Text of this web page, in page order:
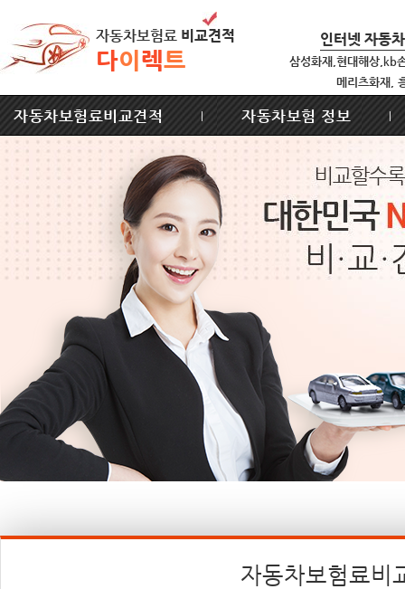
자동차보험료 비교견적
다이 렉트
인터넷 자동
삼성화재,현대해상,kb
메리츠화재,
자동차보험료비교견적 자동차보험 정보 |
자동차보험료비